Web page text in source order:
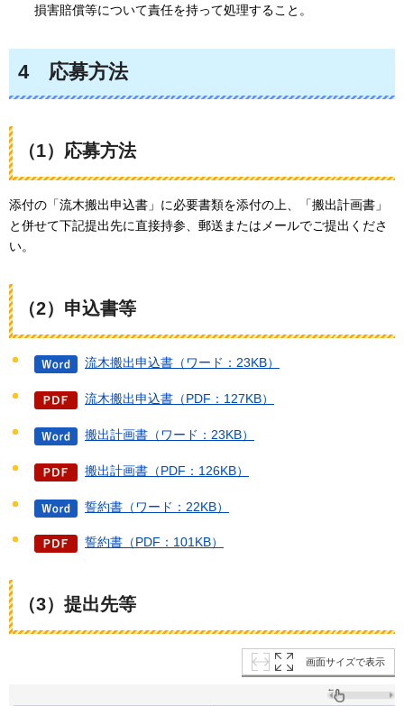
損害賠償等について責任を持って処理すること。
4 応募方法
（1）応募方法
添付の「流木搬出申込書」に必要書類を添付の上、「搬出計画書」
と併せて下記提出先に直接持参、郵送またはメールでご提出くださ
い。
（2）申込書等
流木搬出申込書（ワード：23KB）
流木搬出申込書（PDF：127KB）
搬出計画書（ワード：23KB）
搬出計画書（PDF：126KB）
誓約書（ワード：22KB）
誓約書（PDF：101KB）
（3）提出先等
画面サイズで表示